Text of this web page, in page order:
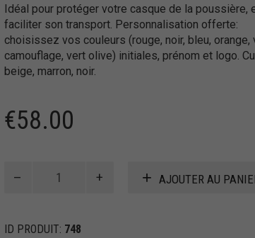
Idéal pour protéger votre casque de la poussière,
faciliter son transport. Personnalisation offerte:
choisissez vos couleurs (rouge, noir, bleu, orange,
camouflage, vert olive) initiales, prénom et logo.
beige, marron, noir.
€58.00
Casque
AJOUTER AU
ID PRODUIT: 748